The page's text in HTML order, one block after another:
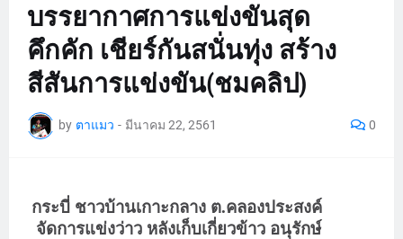
บรรยากาศการแข่งขันสุด
คึกคัก เชียร์กันสนั่นทุ่ง สร้าง
สีสันการแข่งขัน(ชมคลิป)
by ตาแมว - มีนาคม 22, 2561 0
กระบี่ ชาวบ้านเกาะกลาง ต.คลองประสงค์
จัดการแข่งว่าว หลังเก็บเกี่ยวข้าว อนุรักษ์